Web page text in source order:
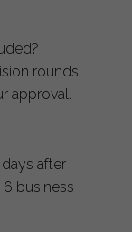
rounds,
approval.
after
business